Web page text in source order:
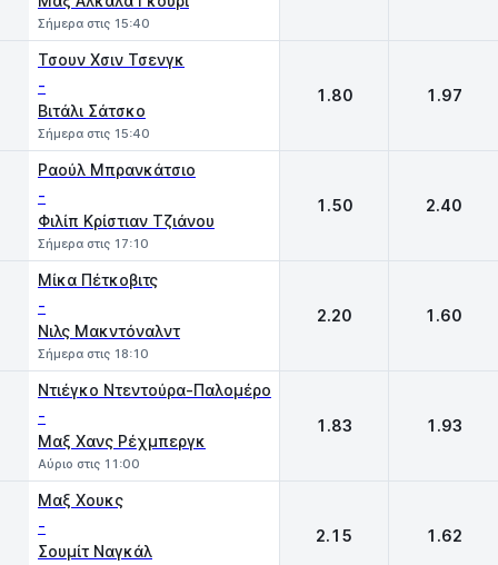
Σήμερα στις 15:40
Τσουν Χσιν Τσενγκ
-
Βιτάλι Σάτσκο
Σήμερα στις 15:40
1.80 1.97
Ραούλ Μπρανκάτσιο
-
Φιλίπ Κρίστιαν Τζιάνου
Σήμερα στις 17:10
1.50 2.40
Μίκα Πέτκοβιτς
-
Νιλς Μακντόναλντ
Σήμερα στις 18:10
2.20 1.60
Ντιέγκο Ντεντούρα-Παλομέρο
-
Μαξ Χανς Ρέχμπεργκ
Αύριο στις 11:00
1.83 1.93
Μαξ Χουκς
-
Σουμίτ Ναγκάλ
2.15 1.62